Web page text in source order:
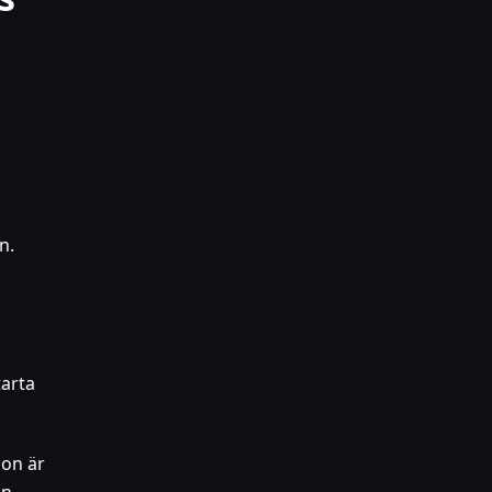
är